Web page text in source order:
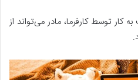
توسط کارفرما، مادر می‌تواند از